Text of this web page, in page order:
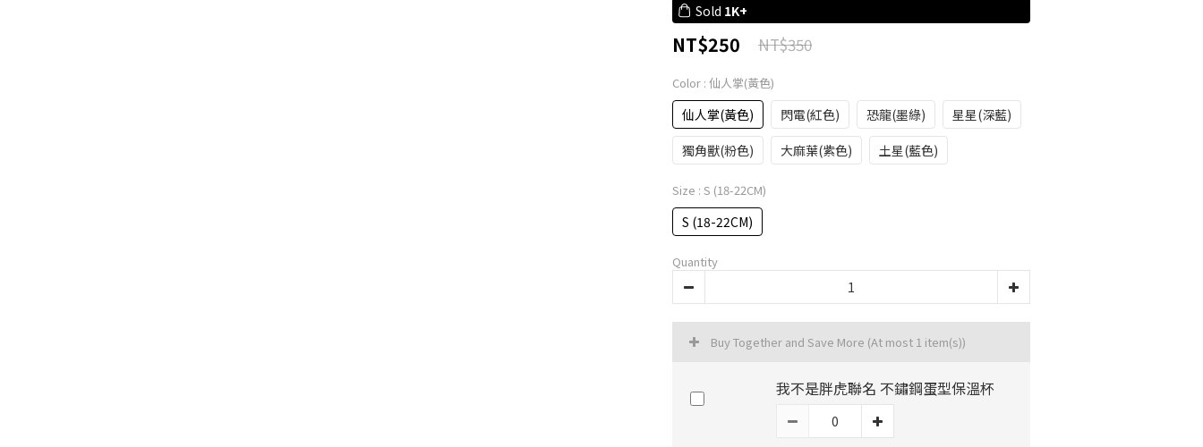
Sold 1K+
NT$250 NT$350
Color : 仙人掌(黃色)
仙人掌(黃色) 閃電(紅色) 恐龍(墨綠)
星星(深藍)
獨角獸(粉色)
大麻葉(紫色) 土星(藍色)
Size : S (18-22CM)
S (18-22CM)
Quantity
Buy Together and Save More (At most 1 item(s))
我不是胖虎聯名 不鏽鋼蛋型保溫杯